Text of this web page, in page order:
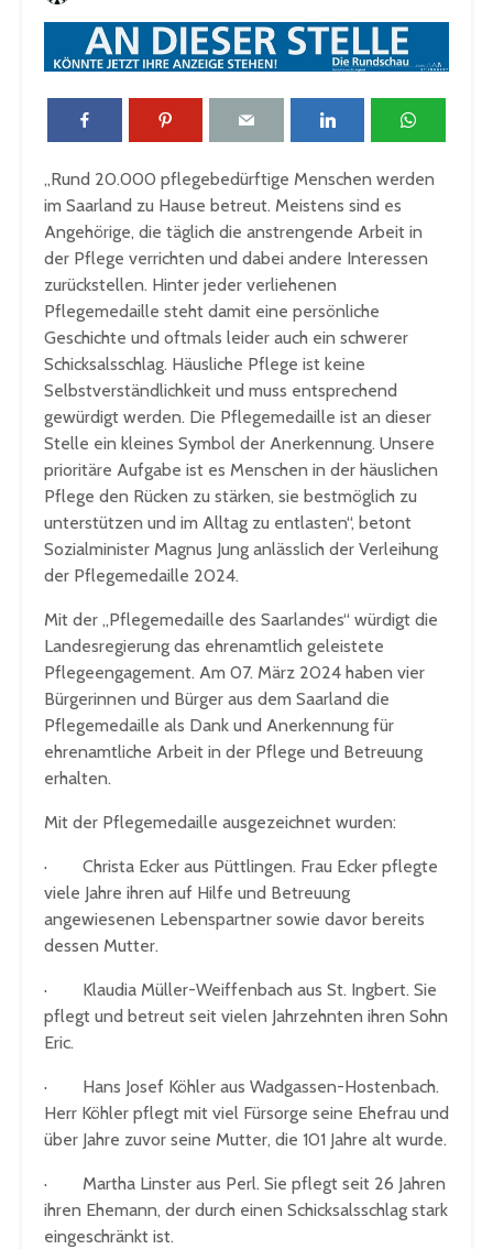
„Rund 20.000 pflegebedürftige Menschen werden
im Saarland zu Hause betreut. Meistens sind es
Angehörige, die täglich die anstrengende Arbeit in
der Pflege verrichten und dabei andere Interessen
zurückstellen. Hinter jeder verliehenen
Pflegemedaille steht damit eine persönliche
Geschichte und oftmals leider auch ein schwerer
Schicksalsschlag. Häusliche Pflege ist keine
Selbstverständlichkeit und muss entsprechend
gewürdigt werden. Die Pflegemedaille ist an dieser
Stelle ein kleines Symbol der Anerkennung. Unsere
prioritäre Aufgabe ist es Menschen in der häuslichen
Pflege den Rücken zu stärken, sie bestmöglich zu
unterstützen und im Alltag zu entlasten“, betont
Sozialminister Magnus Jung anlässlich der Verleihung
der Pflegemedaille 2024.
Mit der „Pflegemedaille des Saarlandes“ würdigt die
Landesregierung das ehrenamtlich geleistete
Pflegeengagement. Am 07. März 2024 haben vier
Bürgerinnen und Bürger aus dem Saarland die
Pflegemedaille als Dank und Anerkennung für
ehrenamtliche Arbeit in der Pflege und Betreuung
erhalten.
Mit der Pflegemedaille ausgezeichnet wurden:
· Christa Ecker aus Püttlingen. Frau Ecker pflegte
viele Jahre ihren auf Hilfe und Betreuung
angewiesenen Lebenspartner sowie davor bereits
dessen Mutter.
· Klaudia Müller-Weiffenbach aus St. Ingbert. Sie
pflegt und betreut seit vielen Jahrzehnten ihren Sohn
Eric.
· Hans Josef Köhler aus Wadgassen-Hostenbach.
Herr Köhler pflegt mit viel Fürsorge seine Ehefrau und
über Jahre zuvor seine Mutter, die 101 Jahre alt wurde.
· Martha Linster aus Perl. Sie pflegt seit 26 Jahren
ihren Ehemann, der durch einen Schicksalsschlag stark
eingeschränkt ist.